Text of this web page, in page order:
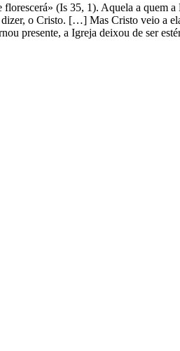
(Is 35, 1). Aquela a
o Cristo. […] Mas Cristo veio a
presente, a Igreja deixou de ser